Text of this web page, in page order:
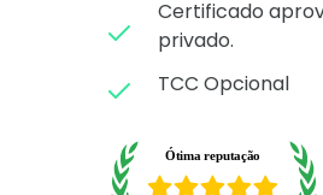
Certificado
privado.
TCC Opcional